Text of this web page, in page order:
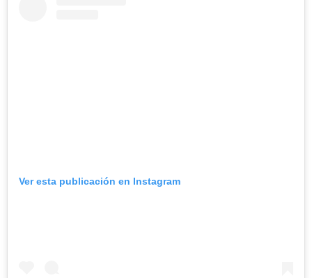
Ver esta publicación en Instagram